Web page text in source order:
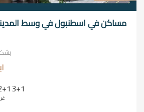
مساكن في اسطنبول في وسط
بشكتاش٬
3+1